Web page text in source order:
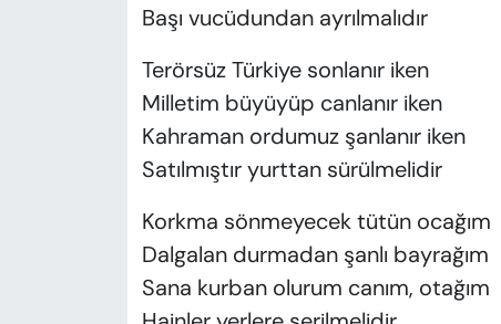
Başı vucüdundan ayrılmalıdır
Terörsüz Türkiye sonlanır iken
Milletim büyüyüp canlanır iken
Kahraman ordumuz şanlanır iken
Satılmıştır yurttan sürülmelidir
Korkma sönmeyecek tütün ocağım
Dalgalan durmadan şanlı bayrağım
Sana kurban olurum canım, otağım